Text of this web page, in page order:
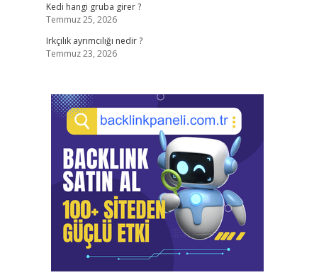
Kedi hangi gruba girer ?
Temmuz 25, 2026
Irkçılık ayrımcılığı nedir ?
Temmuz 23, 2026